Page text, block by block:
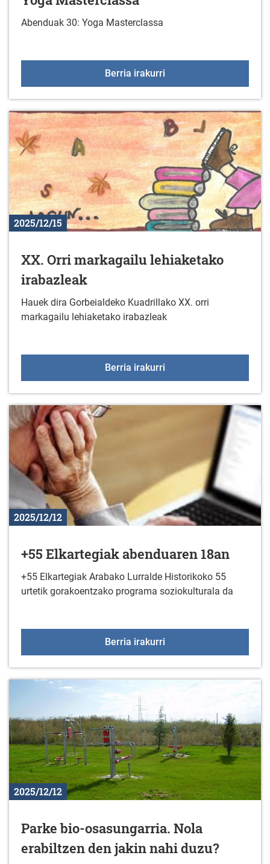
Abenduak 30: Yoga Masterclassa
Berria irakurri
2025/12/15
XX. Orri markagailu lehiaketako
irabazleak
Hauek dira Gorbeialdeko Kuadrillako XX. orri
markagailu lehiaketako irabazleak
Berria irakurri
2025/12/12
+55 Elkartegiak abenduaren 18an
+55 Elkartegiak Arabako Lurralde Historikoko 55
urtetik gorakoentzako programa soziokulturala da
Berria irakurri
2025/12/12
Parke bio-osasungarria. Nola
erabiltzen den jakin nahi duzu?